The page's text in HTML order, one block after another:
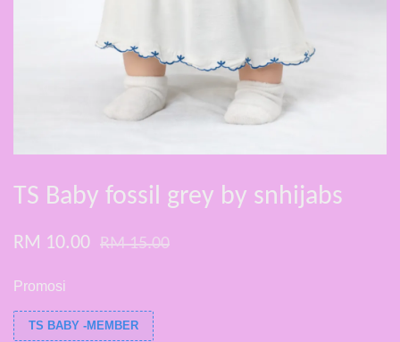
TS Baby fossil grey by snhijabs
RM 10.00 RM 15.00
Promosi
TS BABY -MEMBER